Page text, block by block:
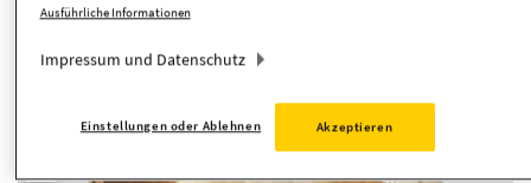
Ausführliche Informationen
Impressum und Datenschutz
Einstellungen oder Ablehnen Akzeptieren